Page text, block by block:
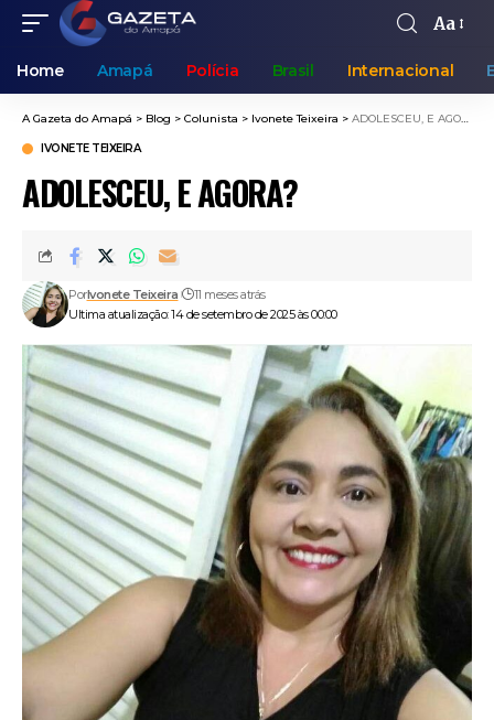
Aa
Home Amapá Polícia Brasil Internacional
A Gazeta do Amapá > Blog > Colunista > Ivonete Teixeira > ADOLESCEU, E AGORA?
IVONETE TEIXEIRA
ADOLESCEU, E AGORA?
Ultima atualização: 14 de setembro de 2025 às 00:00
PorIvonete Teixeira 11 meses atrás